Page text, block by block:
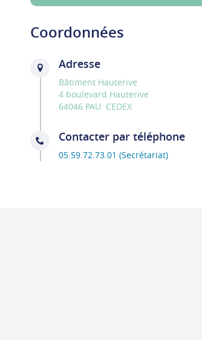
Coordonnées
Adresse
Bâtiment Hauterive
4 boulevard Hauterive
64046 PAU CEDEX
Contacter par téléphone
05.59.72.73.01 (Secrétariat)